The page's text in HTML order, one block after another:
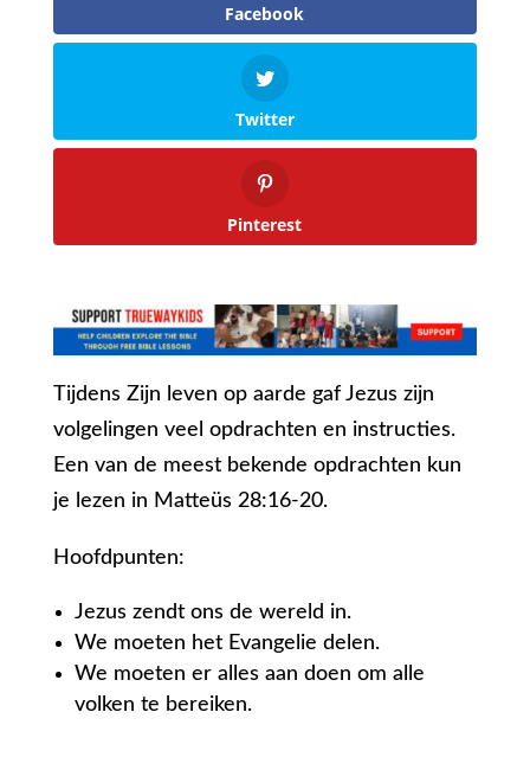
Facebook
Twitter
Pinterest
Tijdens Zijn leven op aarde gaf Jezus zijn
volgelingen veel opdrachten en instructies.
Een van de meest bekende opdrachten kun
je lezen in Matteüs 28:16-20.
Hoofdpunten:
Jezus zendt ons de wereld in.
We moeten het Evangelie delen.
We moeten er alles aan doen om alle
volken te bereiken.